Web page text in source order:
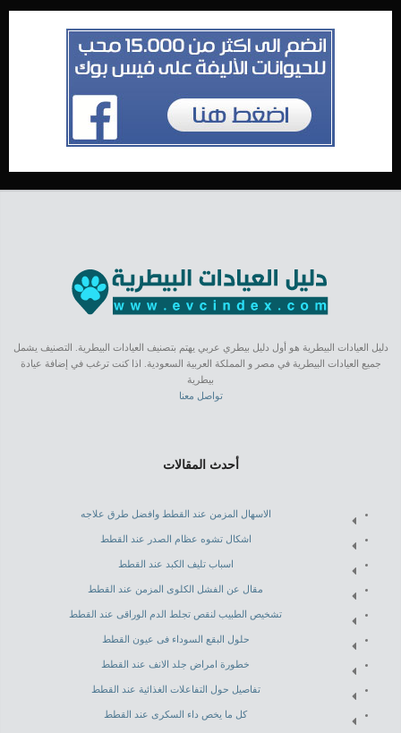
دليل العيادات البيطرية هو أول دليل بيطري عربي يهتم بتصنيف العيادات البيطرية. التصنيف يشمل
جميع العيادات البيطرية في مصر و المملكة العربية السعودية. اذا كنت ترغب في إضافة عيادة
بيطرية
تواصل معنا
أحدث المقالات
الاسهال المزمن عند القطط وافضل طرق علاجه
اشكال تشوه عظام الصدر عند القطط
اسباب تليف الكبد عند القطط
مقال عن الفشل الكلوى المزمن عند القطط
تشخيص الطبيب لنقص تجلط الدم الوراقى عند القطط
حلول البقع السوداء فى عيون القطط
خطورة امراض جلد الانف عند القطط
تفاصيل حول التفاعلات الغذائية عند القطط
كل ما يخص داء السكرى عند القطط